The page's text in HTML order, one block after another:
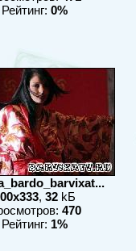
Рейтинг: 0%
, 32kБ
470
Рейтинг: 1%